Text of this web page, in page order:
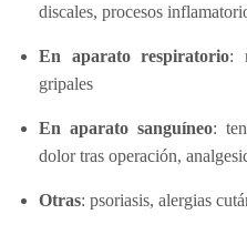
discales, procesos
En aparato respiratorio:
gripales
En aparato sanguíneo:
dolor tras operación,
Otras: psoriasis, alergias